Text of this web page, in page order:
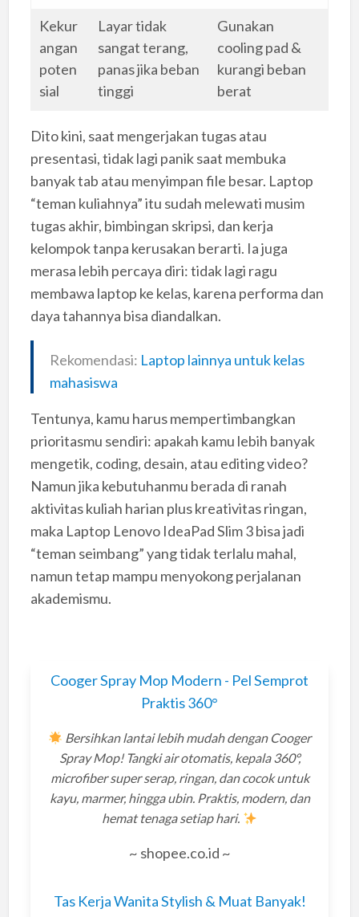
Kekur
angan
poten
sial
Layar tidak
sangat terang,
panas jika beban
tinggi
Gunakan
cooling pad &
kurangi beban
berat
Dito kini, saat mengerjakan tugas atau
presentasi, tidak lagi panik saat membuka
banyak tab atau menyimpan file besar. Laptop
“teman kuliahnya” itu sudah melewati musim
tugas akhir, bimbingan skripsi, dan kerja
kelompok tanpa kerusakan berarti. Ia juga
merasa lebih percaya diri: tidak lagi ragu
membawa laptop ke kelas, karena performa dan
daya tahannya bisa diandalkan.
Rekomendasi: Laptop lainnya untuk kelas
mahasiswa
Tentunya, kamu harus mempertimbangkan
prioritasmu sendiri: apakah kamu lebih banyak
mengetik, coding, desain, atau editing video?
Namun jika kebutuhanmu berada di ranah
aktivitas kuliah harian plus kreativitas ringan,
maka Laptop Lenovo IdeaPad Slim 3 bisa jadi
“teman seimbang” yang tidak terlalu mahal,
namun tetap mampu menyokong perjalanan
akademismu.
Cooger Spray Mop Modern - Pel Semprot
Praktis 360°
Bersihkan lantai lebih mudah dengan Cooger
Spray Mop! Tangki air otomatis, kepala 360°,
microfiber super serap, ringan, dan cocok untuk
kayu, marmer, hingga ubin. Praktis, modern, dan
hemat tenaga setiap hari.
~ shopee.co.id ~
Tas Kerja Wanita Stylish & Muat Banyak!